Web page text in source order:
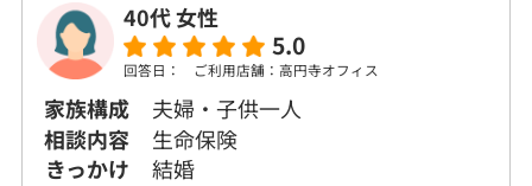
40代 女性
5.0
回答日： ご利用店舗：高円寺オフィス
家族構成
夫婦・子供一人
相談内容
生命保険
きっかけ
結婚